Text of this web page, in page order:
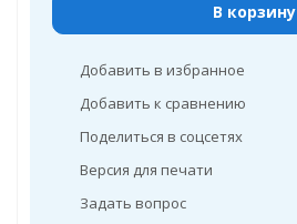
В корзину
Добавить в избранное
Добавить к сравнению
Поделиться в соцсетях
Версия для печати
Задать вопрос